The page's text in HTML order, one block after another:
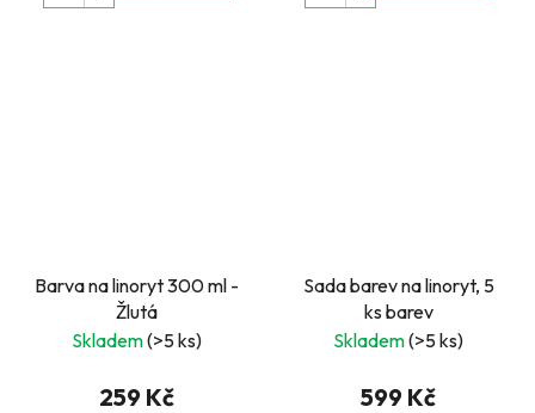
Barva na linoryt 300 ml -
Žlutá
Skladem(>5 ks)
259 Kč
Sada barev na linoryt, 5
ks barev
Skladem(>5 ks)
599 Kč